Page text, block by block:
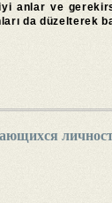
anlar ve
da düzelterek